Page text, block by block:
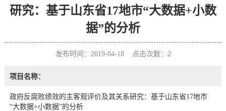
研究：基于山东省17地市“大数据+小数
据”的分析
发布时间：2019-04-18 点击次数： 2
项目名称：
政府反腐败绩效的主客观评价及其关系研究：基于山东省17地市
“大数据+小数据”的分析